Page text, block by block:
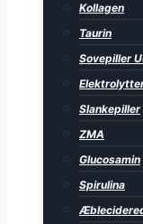
Kollagen
Taurin
Sovepiller
Slankepiller
ZMA
Glucosamin
Spirulina